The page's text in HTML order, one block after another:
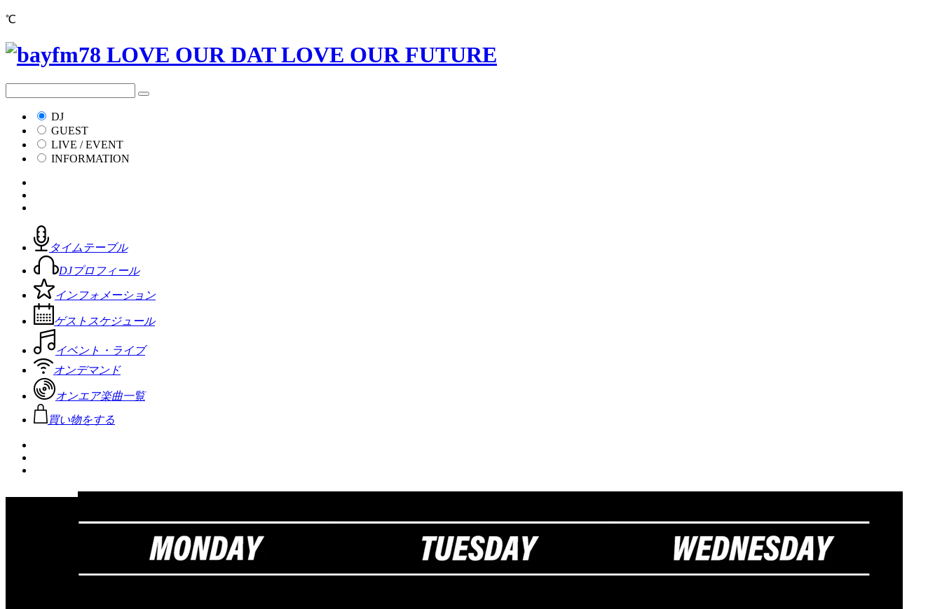
℃
DJ
GUEST
LIVE / EVENT
INFORMATION
タイムテーブル
DJプロフィール
インフォメーション
ゲストスケジュール
イベント・ライブ
オンデマンド
オンエア楽曲一覧
買い物をする